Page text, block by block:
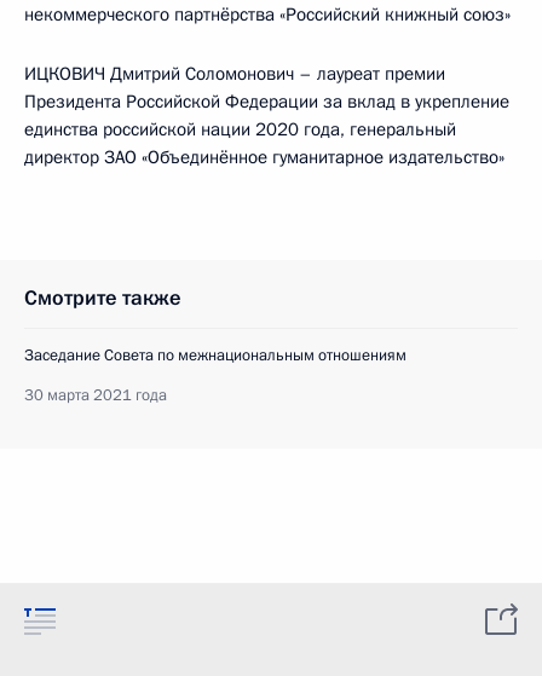
некоммерческого партнёрства «Российский книжный союз»
ИЦКОВИЧ Дмитрий Соломонович – лауреат премии
Президента Российской Федерации за вклад в укрепление
единства российской нации 2020 года, генеральный
директор ЗАО «Объединённое гуманитарное издательство»
Смотрите также
Заседание Совета по межнациональным отношениям
30 марта 2021 года